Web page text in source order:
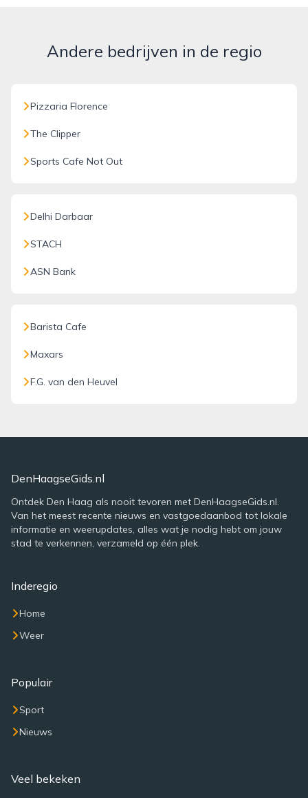
Andere bedrijven in de regio
Pizzaria Florence
The Clipper
Sports Cafe Not Out
Delhi Darbaar
STACH
ASN Bank
Barista Cafe
Maxars
F.G. van den Heuvel
DenHaagseGids.nl
Ontdek Den Haag als nooit tevoren met DenHaagseGids.nl.
Van het meest recente nieuws en vastgoedaanbod tot lokale
informatie en weerupdates, alles wat je nodig hebt om jouw
stad te verkennen, verzameld op één plek.
Inderegio
Home
Weer
Populair
Sport
Nieuws
Veel bekeken